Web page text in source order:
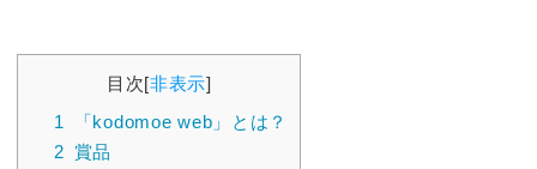
目次[非表示]
1
「kodomoe web」とは？
2 賞品